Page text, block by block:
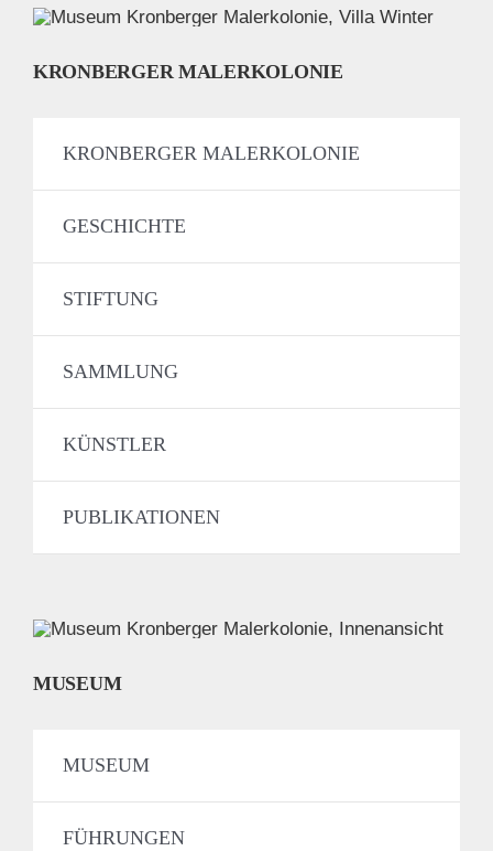
KRONBERGER MALERKOLONIE
KRONBERGER MALERKOLONIE
GESCHICHTE
STIFTUNG
SAMMLUNG
KÜNSTLER
PUBLIKATIONEN
MUSEUM
MUSEUM
FÜHRUNGEN